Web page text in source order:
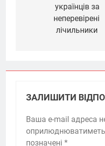
українців за
неперевірені
лічильники
ЗАЛИШИТИ
Ваша e-mail адреса
позначені *